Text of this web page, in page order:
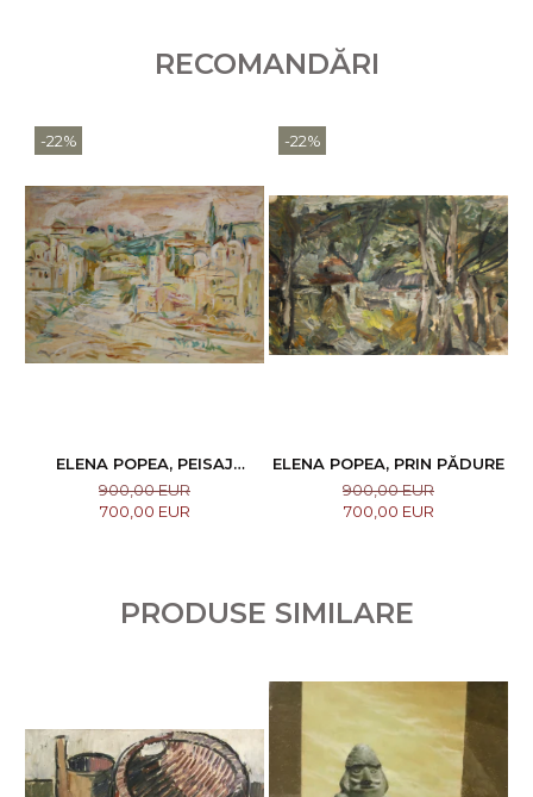
RECOMANDĂRI
-22%
ELENA POPEA, PEISAJ
CITADIN MEDITERANEAN
900,00 EUR
700,00 EUR
-22%
ELENA POPEA, PRIN PĂDURE
900,00 EUR
700,00 EUR
PRODUSE SIMILARE